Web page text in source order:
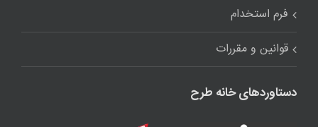
فرم استخدام
قوانین و مقررات
دستاوردهای خانه طرح